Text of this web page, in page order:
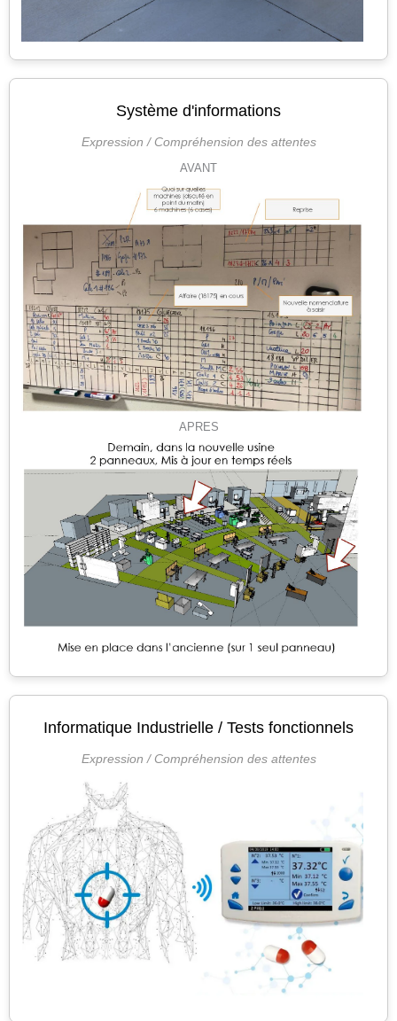
Système d'informations
Expression / Compréhension des attentes
AVANT
APRES
Informatique Industrielle / Tests fonctionnels
Expression / Compréhension des attentes